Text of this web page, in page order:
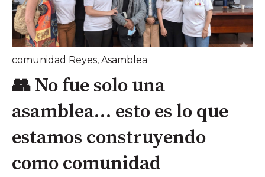
comunidad Reyes, Asamblea
👥 No fue solo una
asamblea… esto es lo que
estamos construyendo
como comunidad